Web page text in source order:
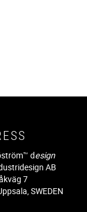
design
AB
7
SWEDEN